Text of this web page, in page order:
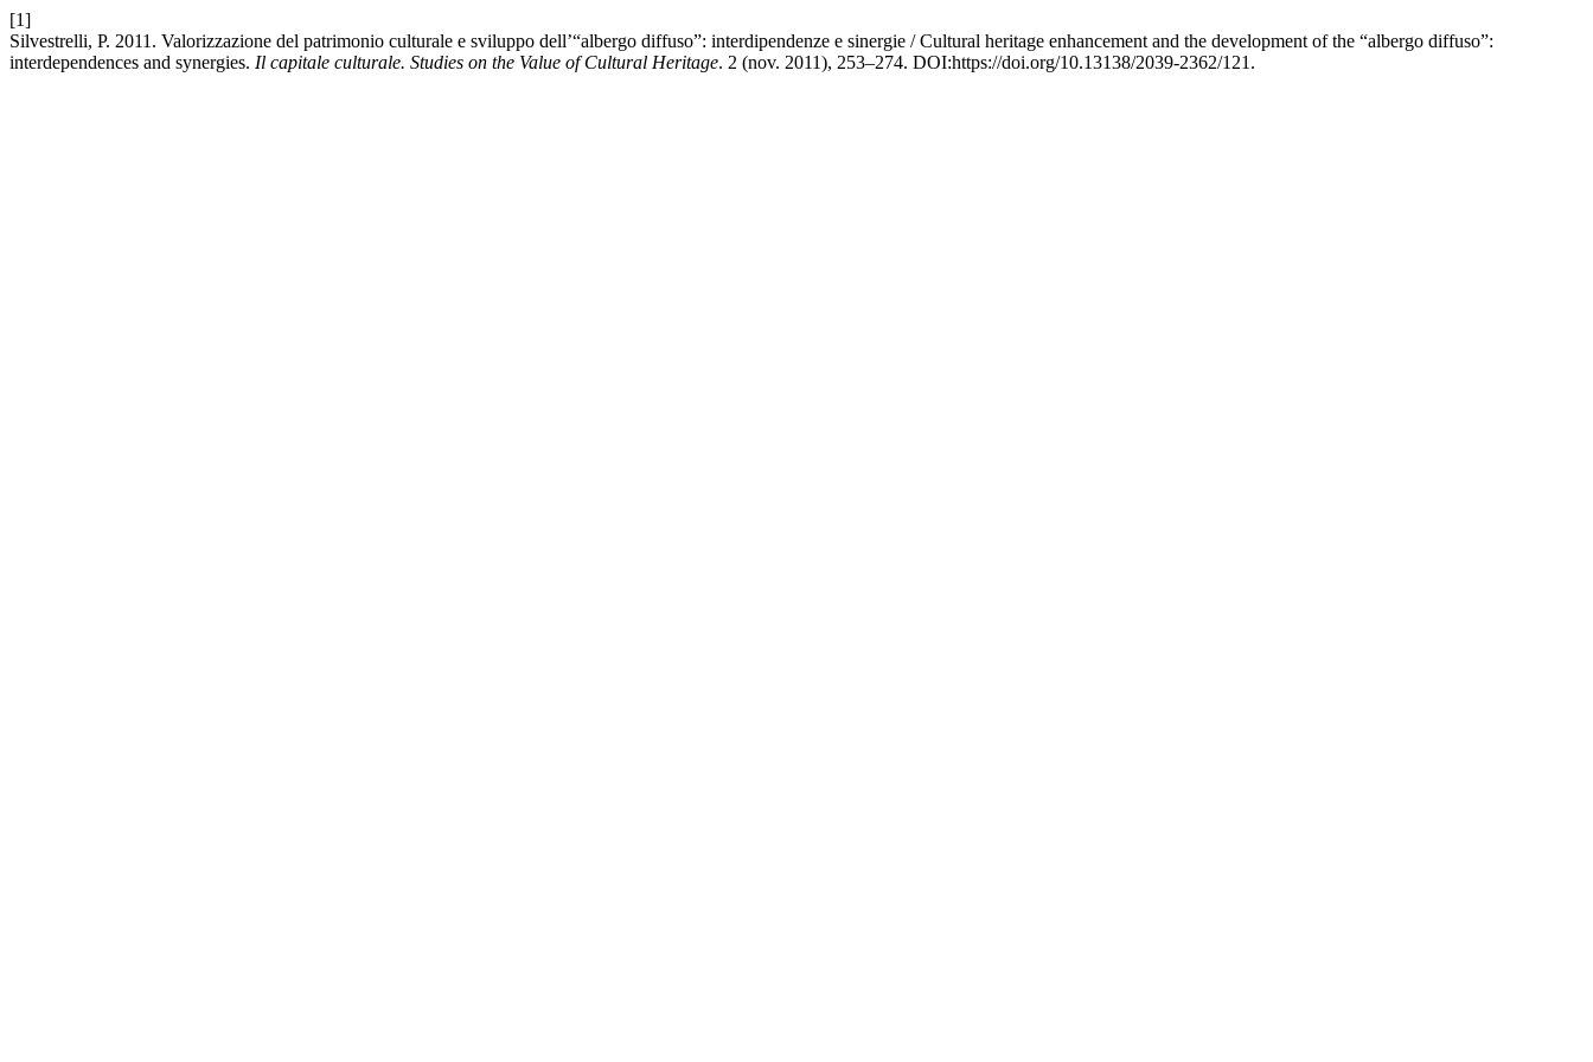
[1]
Silvestrelli, P. 2011. Valorizzazione del patrimonio culturale e sviluppo dell’“albergo diffuso”: interdipendenze e sinergie / Cultural heritage enhancement and the development of the “albergo diffuso”:
interdependences and synergies. Il capitale culturale. Studies on the Value of Cultural Heritage. 2 (nov. 2011), 253–274. DOI:https://doi.org/10.13138/2039-2362/121.